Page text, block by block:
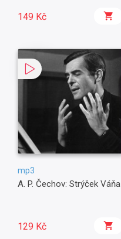
149 Kč
mp3
A. P. Čechov: Strýček Váňa
129 Kč